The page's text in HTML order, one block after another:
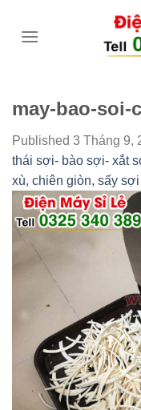
may-bao-soi-
Published 3 Tháng 9,
thái sợi- bào sợi- xắt
xù, chiên giòn, sấy